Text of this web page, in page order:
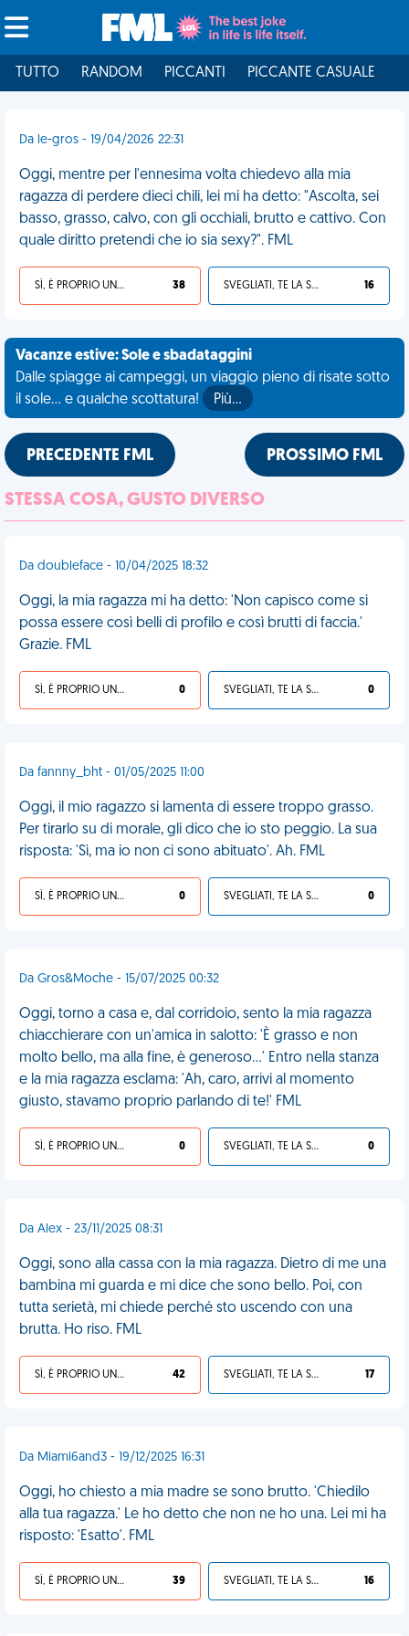
TUTTO RANDOM PICCANTI PICCANTE CASUALE
Da le-gros - 19/04/2026 22:31
Oggi, mentre per l'ennesima volta chiedevo alla mia
ragazza di perdere dieci chili, lei mi ha detto: "Ascolta, sei
basso, grasso, calvo, con gli occhiali, brutto e cattivo. Con
quale diritto pretendi che io sia sexy?". FML
SÌ, È PROPRIO UNA VDM! 38 SVEGLIATI, TE LA SEI CERCATA! 16
Vacanze estive: Sole e sbadataggini
Dalle spiagge ai campeggi, un viaggio pieno di risate sotto
il sole... e qualche scottatura!
Più…
PRECEDENTE FML PROSSIMO FML
STESSA COSA, GUSTO DIVERSO
Da doubleface - 10/04/2025 18:32
Oggi, la mia ragazza mi ha detto: 'Non capisco come si
possa essere così belli di profilo e così brutti di faccia.'
Grazie. FML
SÌ, È PROPRIO UNA VDM! 0 SVEGLIATI, TE LA SEI CERCATA! 0
Da fannny_bht - 01/05/2025 11:00
Oggi, il mio ragazzo si lamenta di essere troppo grasso.
Per tirarlo su di morale, gli dico che io sto peggio. La sua
risposta: 'Sì, ma io non ci sono abituato'. Ah. FML
SÌ, È PROPRIO UNA VDM! 0 SVEGLIATI, TE LA SEI CERCATA! 0
Da Gros&Moche - 15/07/2025 00:32
Oggi, torno a casa e, dal corridoio, sento la mia ragazza
chiacchierare con un'amica in salotto: 'È grasso e non
molto bello, ma alla fine, è generoso...' Entro nella stanza
e la mia ragazza esclama: 'Ah, caro, arrivi al momento
giusto, stavamo proprio parlando di te!' FML
SÌ, È PROPRIO UNA VDM! 0 SVEGLIATI, TE LA SEI CERCATA! 0
Da Alex - 23/11/2025 08:31
Oggi, sono alla cassa con la mia ragazza. Dietro di me una
bambina mi guarda e mi dice che sono bello. Poi, con
tutta serietà, mi chiede perché sto uscendo con una
brutta. Ho riso. FML
SÌ, È PROPRIO UNA VDM! 42 SVEGLIATI, TE LA SEI CERCATA! 17
Da Miami6and3 - 19/12/2025 16:31
Oggi, ho chiesto a mia madre se sono brutto. 'Chiedilo
alla tua ragazza.' Le ho detto che non ne ho una. Lei mi ha
risposto: 'Esatto'. FML
SÌ, È PROPRIO UNA VDM! 39 SVEGLIATI, TE LA SEI CERCATA! 16